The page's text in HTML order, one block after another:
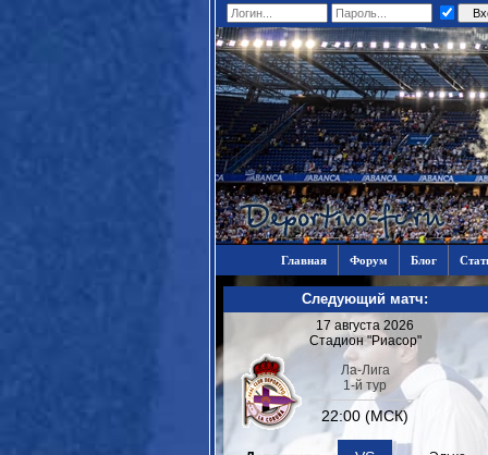
Главная Форум Блог
Следующий матч:
17 августа 2026
Стадион "Риасор"
Ла-Лига
1-й тур
22:00 (МСК)